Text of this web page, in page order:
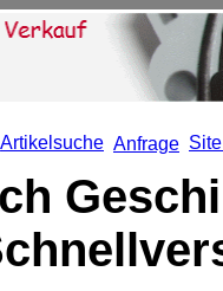
Artikelsuche Anfrage